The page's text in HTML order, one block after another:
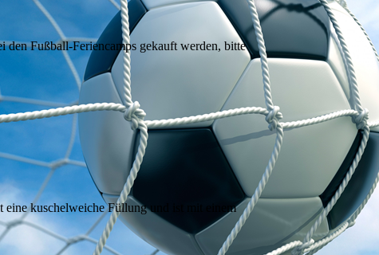
Fußball-Feriencamps gekauft werden, bitte
kuschelweiche Füllung und ist mit einem